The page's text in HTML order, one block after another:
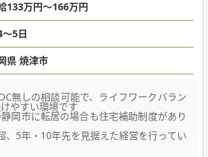
133万円～166万円
5日
静岡県 焼津市
無しの相談可能で、ライフワークバラン
やすい環境です
岡市に転居の場合も住宅補助制度があり
5年・10年先を見据えた経営を行ってい